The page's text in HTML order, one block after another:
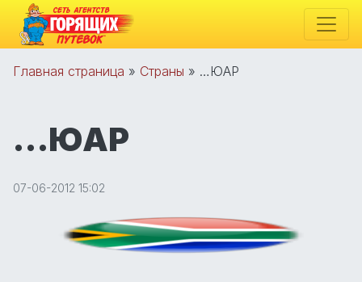
Главная страница » Страны » …ЮАР
…ЮАР
07-06-2012 15:02